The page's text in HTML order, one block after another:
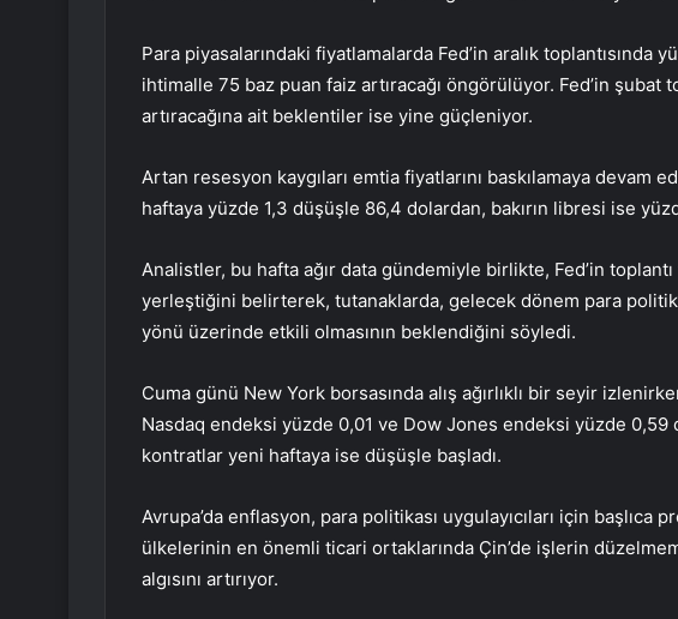
Para piyasalarındaki fiyatlamalarda Fed’in aralık toplantısında
ihtimalle 75 baz puan faiz artıracağı öngörülüyor. Fed’in şubat
artıracağına ait beklentiler ise yine güçleniyor.
Artan resesyon kaygıları emtia fiyatlarını baskılamaya devam
haftaya yüzde 1,3 düşüşle 86,4 dolardan, bakırın libresi ise
Analistler, bu hafta ağır data gündemiyle birlikte, Fed’in toplantı
yerleştiğini belirterek, tutanaklarda, gelecek dönem para
yönü üzerinde etkili olmasının beklendiğini söyledi.
Cuma günü New York borsasında alış ağırlıklı bir seyir
Nasdaq endeksi yüzde 0,01 ve Dow Jones endeksi yüzde 0,59
kontratlar yeni haftaya ise düşüşle başladı.
Avrupa’da enflasyon, para politikası uygulayıcıları için
ülkelerinin en önemli ticari ortaklarında Çin’de işlerin
algısını artırıyor.